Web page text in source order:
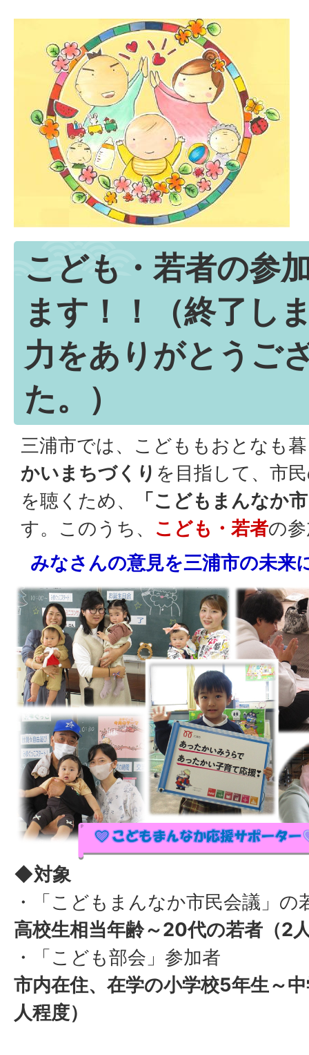
こども・若者の参
ます！！（終了し
力をありがとうご
た。）
三浦市では、こどももおとなも
かいまちづくり を目指して、市
を聴くため、
「こどもまんなか
す。このうち、 こども・若者の
みなさんの意見を三浦市の未来
◆対象
・「こどもまんなか市民会議」の
高校生相当年齢～20代の若者（2
・「こども部会」参加者
市内在住、在学の小学校5年生～
人程度）